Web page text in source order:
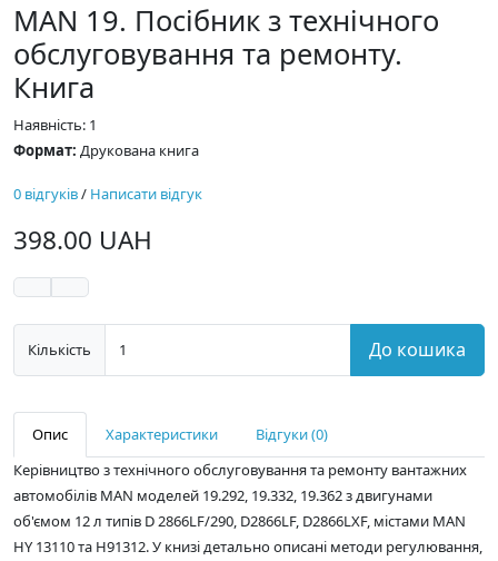
MAN 19. Посібник з технічного
обслуговування та ремонту.
Книга
Наявність: 1
Формат: Друкована книга
0 відгуків/ Написати відгук
398.00 UAH
Кількість До кошика
Опис Характеристики
Відгуки (0)
Керівництво з технічного обслуговування та ремонту вантажних
автомобілів MAN моделей 19.292, 19.332, 19.362 з двигунами
об'ємом 12 л типів D 2866LF/290, D2866LF, D2866LXF, містами MAN
HY 13110 та H91312. У книзі детально описані методи регулювання,